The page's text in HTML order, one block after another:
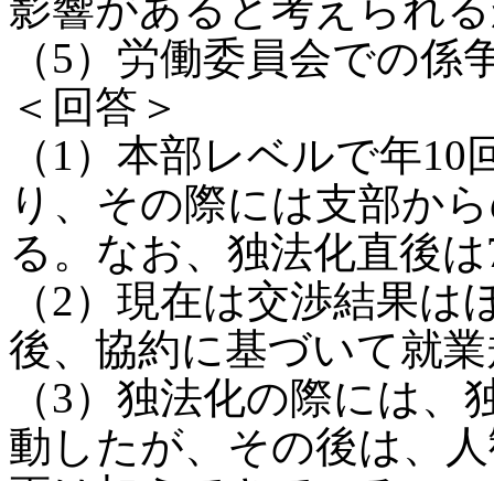
（5）労働委員会での
＜回答＞
（1）本部レベルで年
り、その際には支部か
る。なお、独法化直後
（2）現在は交渉結果
後、協約に基づいて就
（3）独法化の際には
動したが、その後は、